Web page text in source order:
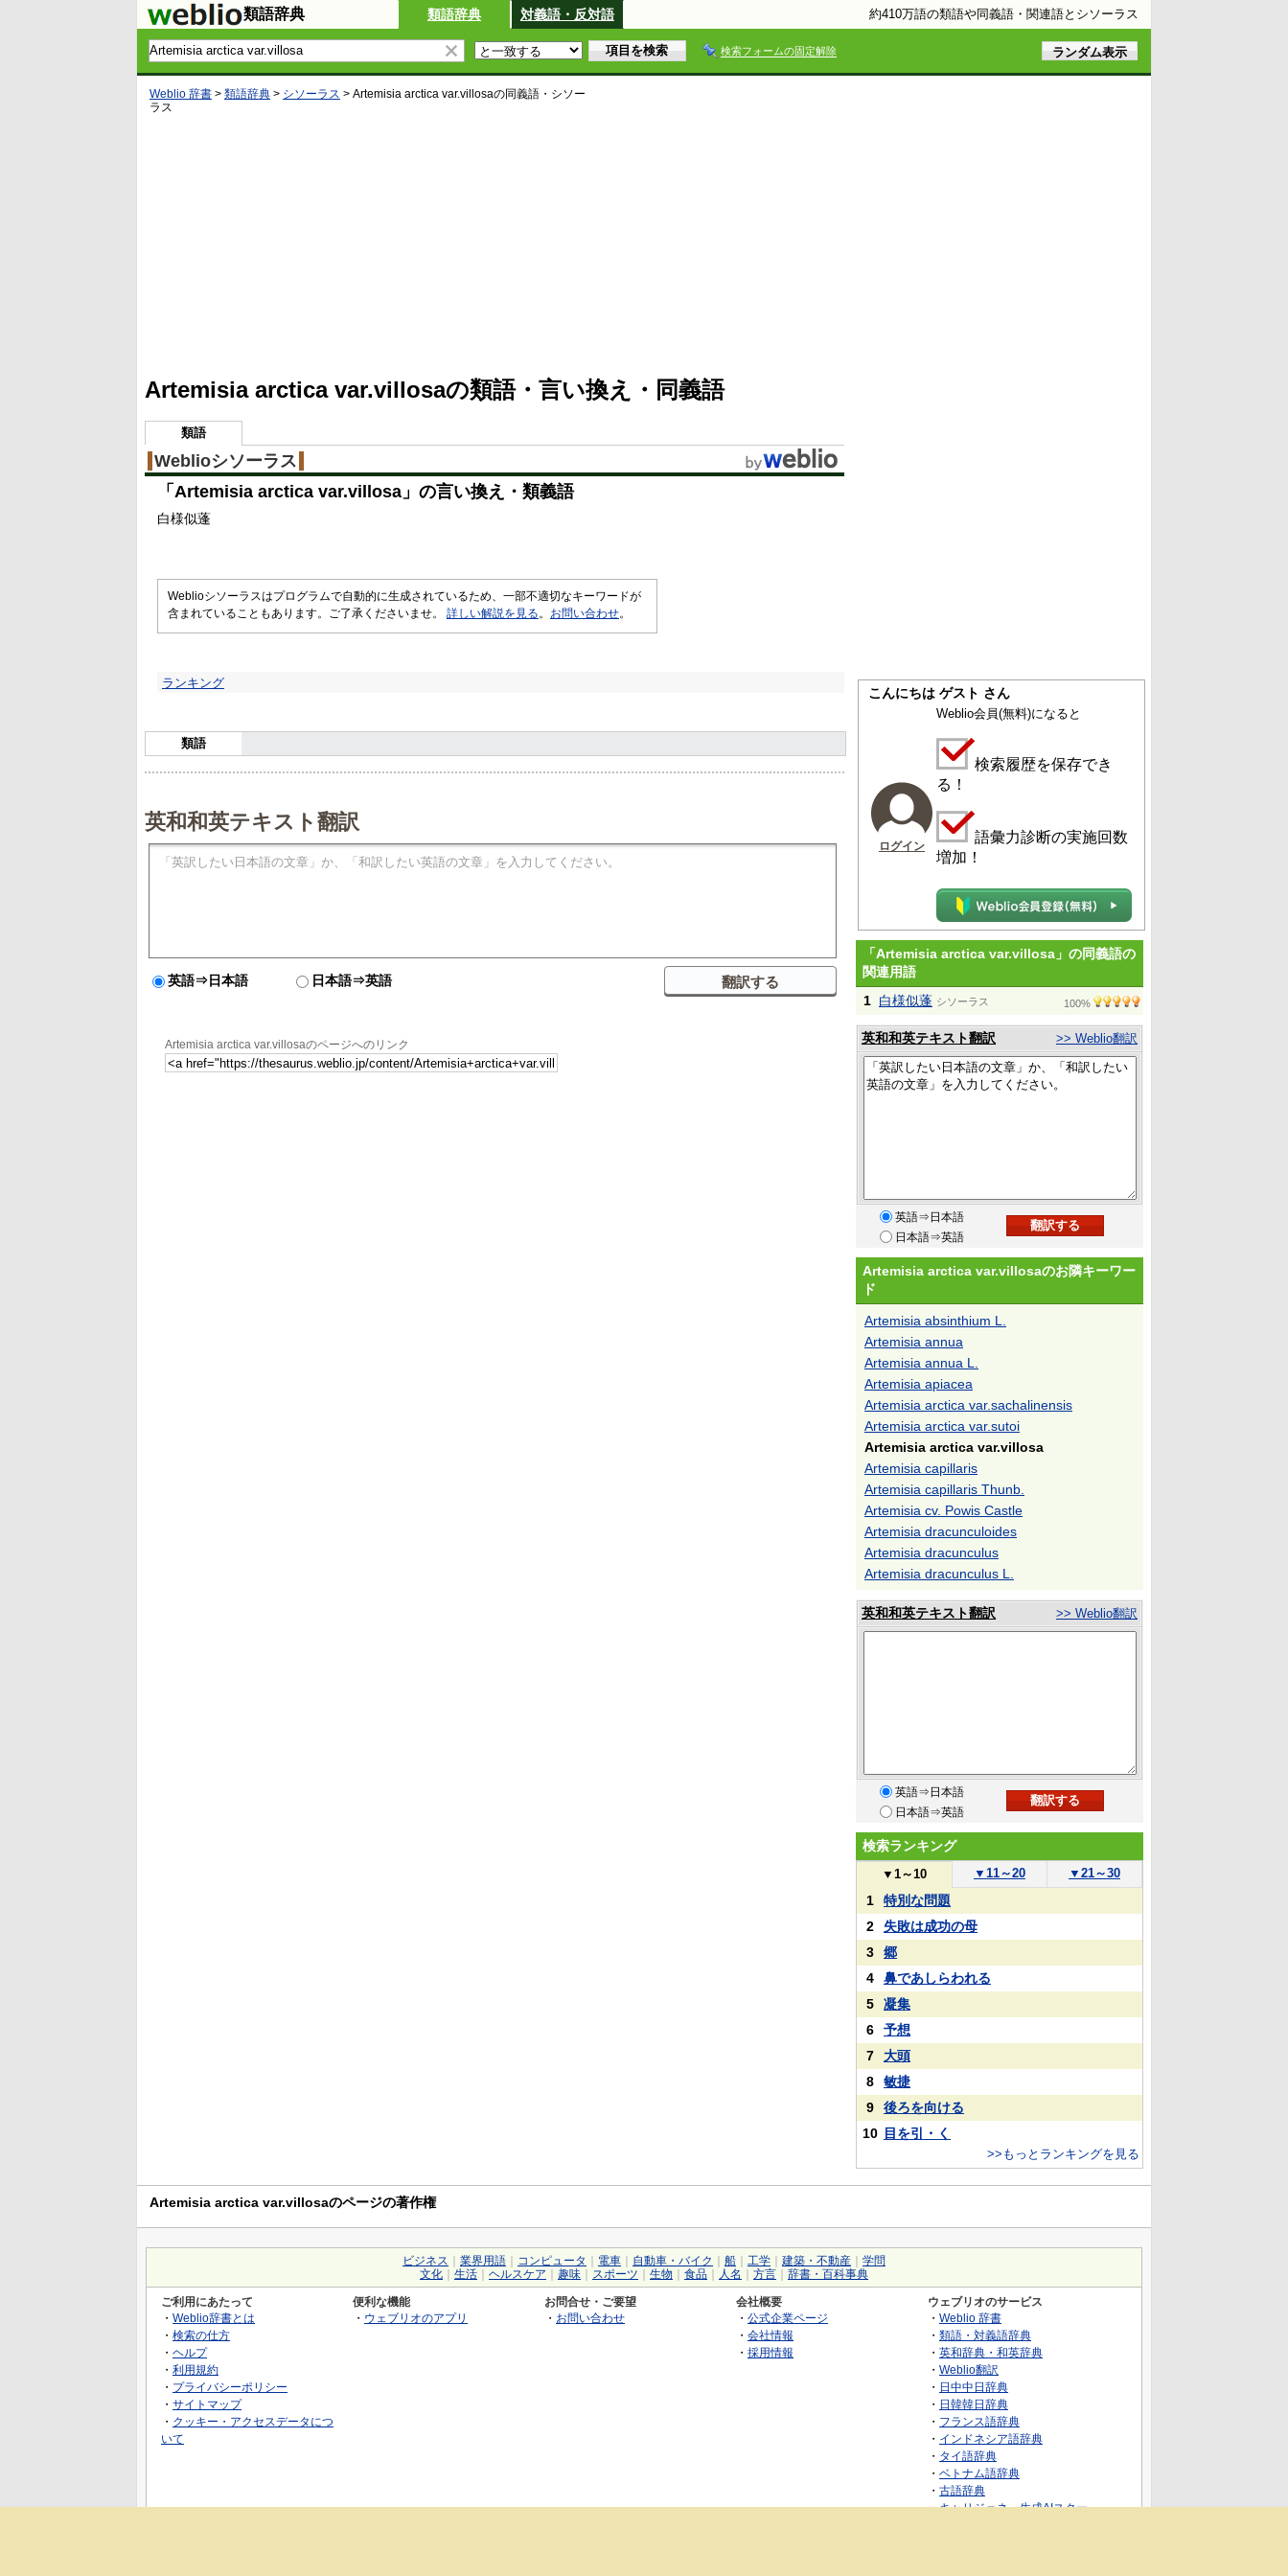
類語辞典 類語辞典 対義語・反対語 約410万語の類語や同義語・関連語とシソーラス
検索フォームの固定解除
Weblio 辞書 > 類語辞典 > シソーラス > Artemisia arctica var.villosaの同義語・シソー
ラス
4
%
Artemisia arctica var.villosaの類語・言い換え・同義語
類語
Weblioシソーラス
「 Artemisia arctica var.villosa 」の言い換え・類義語
白様似蓬
Weblioシソーラスはプログラムで自動的に生成されているため、一部不適切なキーワードが
含まれていることもあります。ご了承くださいませ。 詳しい解説を見る 。 お問い合わせ。
ランキング
類語
英和和英テキスト翻訳
英語⇒日本語 日本語⇒英語
Artemisia arctica var.villosaのページへのリンク
こんにちは ゲスト さん
ログイン
Weblio会員(無料)になると
検索履歴を保存でき
る！
語彙力診断の実施回数
増加！
「Artemisia arctica var.villosa」の同義語の
関連用語
1 白様似蓬 シソーラス 100%
英和和英テキスト翻訳 >> Weblio翻訳
英語⇒日本語
日本語⇒英語
Artemisia arctica var.villosaのお隣キーワー
ド
Artemisia absinthium L.
Artemisia annua
Artemisia annua L.
Artemisia apiacea
Artemisia arctica var.sachalinensis
Artemisia arctica var.sutoi
Artemisia arctica var.villosa
Artemisia capillaris
Artemisia capillaris Thunb.
Artemisia cv. Powis Castle
Artemisia dracunculoides
Artemisia dracunculus
Artemisia dracunculus L.
英和和英テキスト翻訳 >> Weblio翻訳
英語⇒日本語
日本語⇒英語
検索ランキング
▼ 1～10 ▼ 11～20 ▼ 21～30
1
特別な問題
2
失敗は成功の母
3
郷
4
鼻であしらわれる
5
凝集
6
予想
7
大頭
8
敏捷
9
後ろを向ける
10 目を引・く
>>もっとランキングを見る
Artemisia arctica var.villosaのページの著作権
ビジネス 業界用語 コンピュータ 電車 自動車・バイク 船 工学 建築・不動産
学問
文化
生活 ヘルスケア 趣味 スポーツ 生物 食品 人名 方言 辞書・百科事典
ご利用にあたって
・ Weblio辞書とは
・ 検索の仕方
・ ヘルプ
・ 利用規約
・ プライバシーポリシー
・ サイトマップ
・ クッキー・アクセスデータにつ
いて
便利な機能
・ ウェブリオのアプリ
お問合せ・ご要望
・ お問い合わせ
会社概要
・ 公式企業ページ
・ 会社情報
・ 採用情報
ウェブリオのサービス
・ Weblio 辞書
・ 類語・対義語辞典
・ 英和辞典・和英辞典
・ Weblio翻訳
・ 日中中日辞典
・ 日韓韓日辞典
・ フランス語辞典
・ インドネシア語辞典
・ タイ語辞典
・ ベトナム語辞典
・ 古語辞典
・キャリジェネ～生成AIスクー